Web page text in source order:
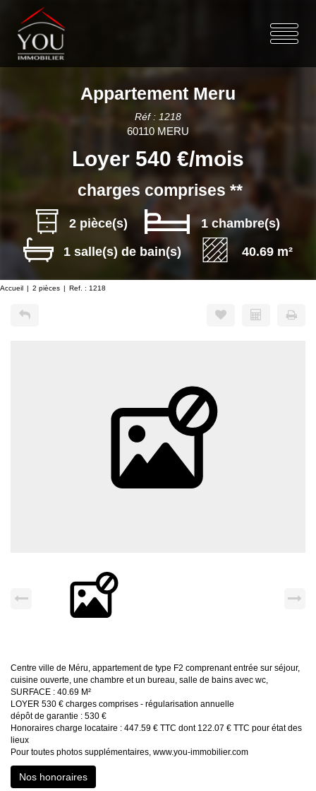
Appartement Meru
Réf : 1218
60110 MERU
Loyer 540 €/mois
charges comprises **
2 pièce(s)
1 chambre(s)
1 salle(s) de bain(s)
40.69 m²
Accueil 2 pièces Ref. : 1218
Centre ville de Méru, appartement de type F2 comprenant entrée sur séjour,
cuisine ouverte, une chambre et un bureau, salle de bains avec wc,
SURFACE : 40.69 M²
LOYER 530 € charges comprises - régularisation annuelle
dépôt de garantie : 530 €
Honoraires charge locataire : 447.59 € TTC dont 122.07 € TTC pour état des
lieux
Pour toutes photos supplémentaires, www.you-immobilier.com
Nos honoraires